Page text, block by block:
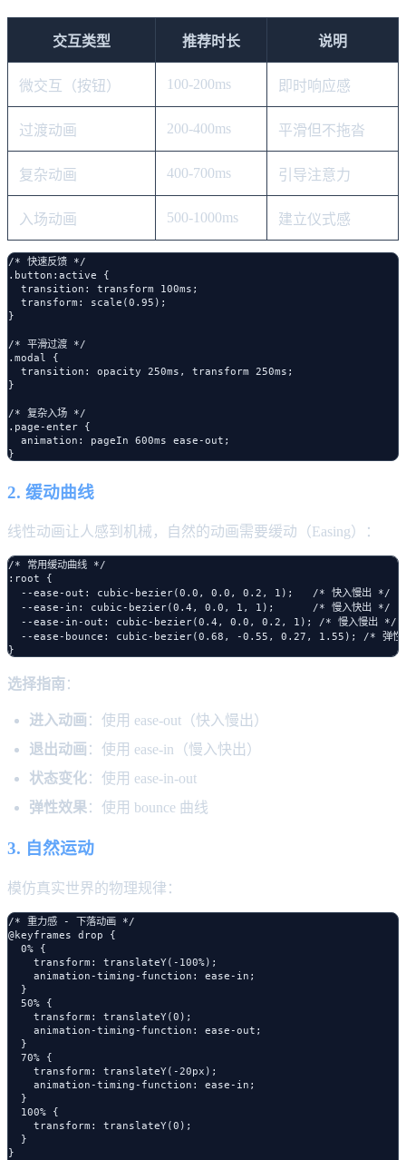
交互类型 推荐时长 说明
微交互（按钮） 100-200ms 即时响应感
过渡动画 200-400ms 平滑但不拖沓
复杂动画 400-700ms 引导注意力
入场动画 500-1000ms 建立仪式感
/* 快速反馈 */
.button:active {
  transition: transform 100ms;
  transform: scale(0.95);
}
/* 平滑过渡 */
.modal {
  transition: opacity 250ms, transform 250ms;
}
/* 复杂入场 */
.page-enter {
  animation: pageIn 600ms ease-out;
2. 缓动曲线
线性动画让人感到机械，自然的动画需要缓动（Easing）：
/* 常用缓动曲线 */
:root {
  --ease-out: cubic-bezier(0.0, 0.0, 0.2, 1);   /* 快入慢出 */
  --ease-in: cubic-bezier(0.4, 0.0, 1, 1);      /* 慢入快出 */
  --ease-in-out: cubic-bezier(0.4, 0.0, 0.2, 1); /* 慢入慢出 */
--ease-bounce: cubic-bezier(0.68, -0.55, 0.27, 1.55); /* 弹性
选择指南：
进入动画 ：使用 ease-out（快入慢出）
退出动画 ：使用 ease-in（慢入快出）
状态变化：使用 ease-in-out
弹性效果：使用 bounce 曲线
3. 自然运动
模仿真实世界的物理规律：
/* 重力感 - 下落动画 */
@keyframes drop {
  0% {
    transform: translateY(-100%);
    animation-timing-function: ease-in;
  }
  50% {
    transform: translateY(0);
    animation-timing-function: ease-out;
  }
  70% {
    transform: translateY(-20px);
    animation-timing-function: ease-in;
  }
  100% {
    transform: translateY(0);
  }
}